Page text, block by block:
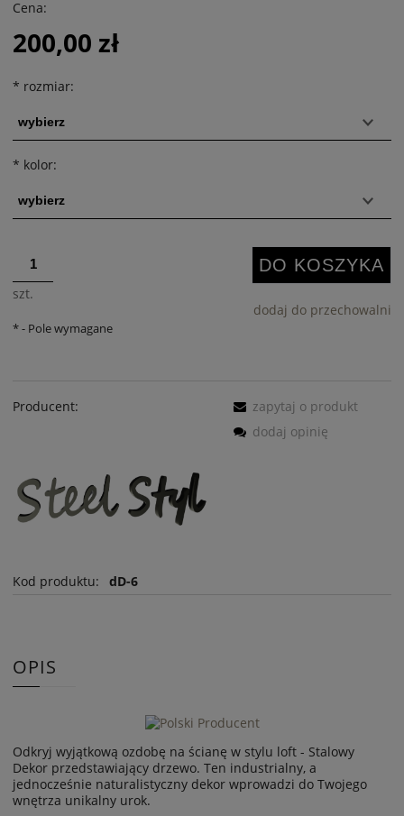
Cena:
200,00 zł
* rozmiar:
* kolor:
szt.
DO KOSZYKA
dodaj do przechowalni
*- Pole wymagane
Producent:
Kod produktu: dD-6
zapytaj o produkt
dodaj opinię
OPIS
Odkryj wyjątkową ozdobę na ścianę w stylu loft - Stalowy
Dekor przedstawiający drzewo. Ten industrialny, a
jednocześnie naturalistyczny dekor wprowadzi do Twojego
wnętrza unikalny urok.